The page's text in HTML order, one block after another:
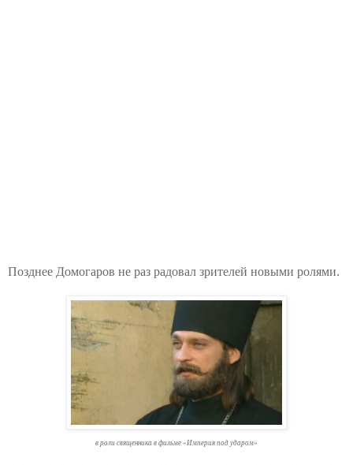
Позднее Домогаров не раз радовал зрителей новыми ролями.
в роли священника в фильме «Империя под ударом»